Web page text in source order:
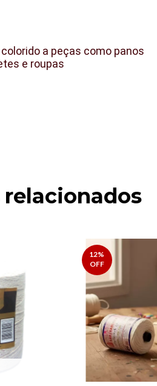
a peças como panos
e roupas
12%
OFF